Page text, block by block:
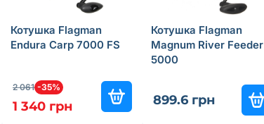
Котушка Flagman
Endura Carp 7000 FS
2 061 -35%
1 340 грн
Котушка Flagman
Magnum River Feeder
5000
899.6 грн